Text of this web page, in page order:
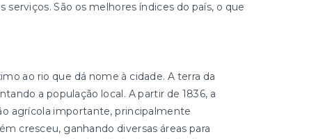
São os melhores índices do país, o que
ao rio que dá nome à cidade. A terra da
a população local. A partir de 1836, a
agrícola importante, principalmente
cresceu, ganhando diversas áreas para